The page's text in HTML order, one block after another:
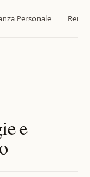
Personale
e